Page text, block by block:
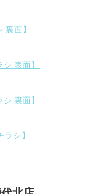
裏面】
表面】
裏面】
シ】